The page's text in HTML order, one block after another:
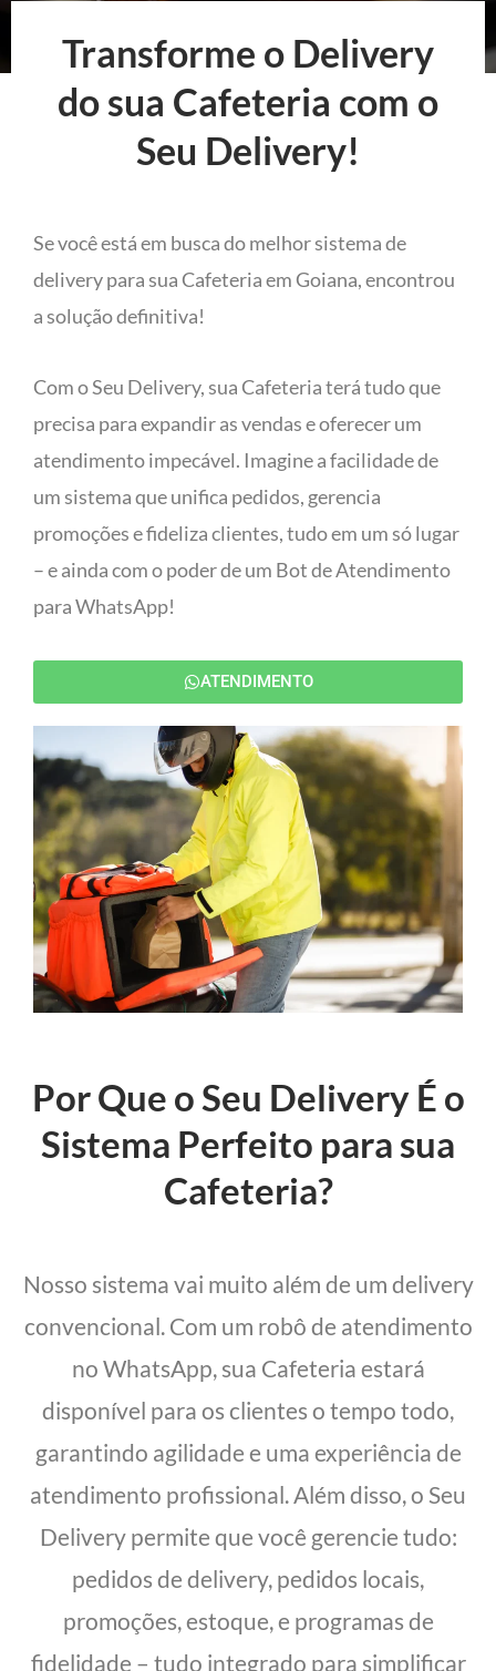
Transforme o Delivery
do sua Cafeteria com o
Seu Delivery!
Se você está em busca do melhor sistema de
delivery para sua Cafeteria em Goiana, encontrou
a solução definitiva!
Com o Seu Delivery, sua Cafeteria terá tudo que
precisa para expandir as vendas e oferecer um
atendimento impecável. Imagine a facilidade de
um sistema que unifica pedidos, gerencia
promoções e fideliza clientes, tudo em um só lugar
– e ainda com o poder de um Bot de Atendimento
para WhatsApp!
ATENDIMENTO
Por Que o Seu Delivery É o
Sistema Perfeito para sua
Cafeteria?
Nosso sistema vai muito além de um delivery
convencional. Com um robô de atendimento
no WhatsApp, sua Cafeteria estará
disponível para os clientes o tempo todo,
garantindo agilidade e uma experiência de
atendimento profissional. Além disso, o Seu
Delivery permite que você gerencie tudo:
pedidos de delivery, pedidos locais,
promoções, estoque, e programas de
fidelidade – tudo integrado para simplificar